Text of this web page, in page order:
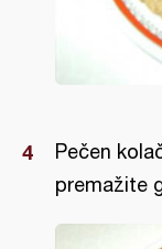
Pečen
premažite